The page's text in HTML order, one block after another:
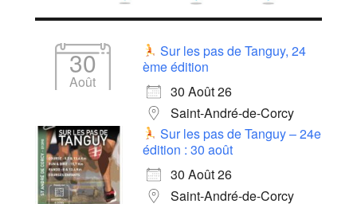
30
Août
Sur les pas de Tanguy, 24
ème édition
30 Août 26
Saint-André-de-Corcy
Sur les pas de Tanguy – 24e
édition : 30 août
30 Août 26
Saint-André-de-Corcy